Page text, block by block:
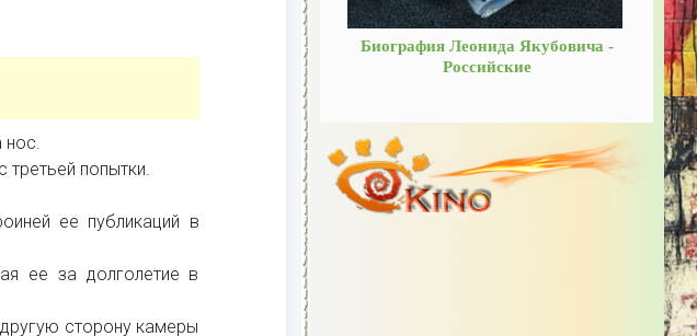
нос.
третьей попытки.
ее публикаций в
ее за долголетие в
сторону камеры
Биография Леонида Якубовича -
Российские